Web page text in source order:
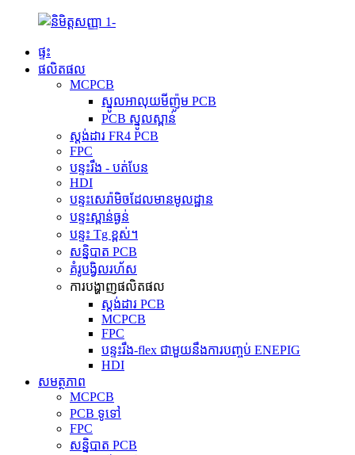
ផ្ទះ
ផលិតផល
MCPCB
ស្នូលអាលុយមីញ៉ូម PCB
PCB ស្នូលស្ពាន់
ស្តង់ដារ FR4 PCB
FPC
បន្ទះរឹង - បត់បែន
HDI
បន្ទះសេរ៉ាមិចដែលមានមូលដ្ឋាន
បន្ទះស្ពាន់ធ្ងន់
បន្ទះ Tg ខ្ពស់។
សន្និបាត PCB
គំរូបង្វិលរហ័ស
ការបង្ហាញផលិតផល
ស្តង់ដារ PCB
MCPCB
FPC
បន្ទះរឹង-flex ជាមួយនឹងការបញ្ចប់ ENEPIG
HDI
សមត្ថភាព
MCPCB
PCB ទូទៅ
FPC
សន្និបាត PCB